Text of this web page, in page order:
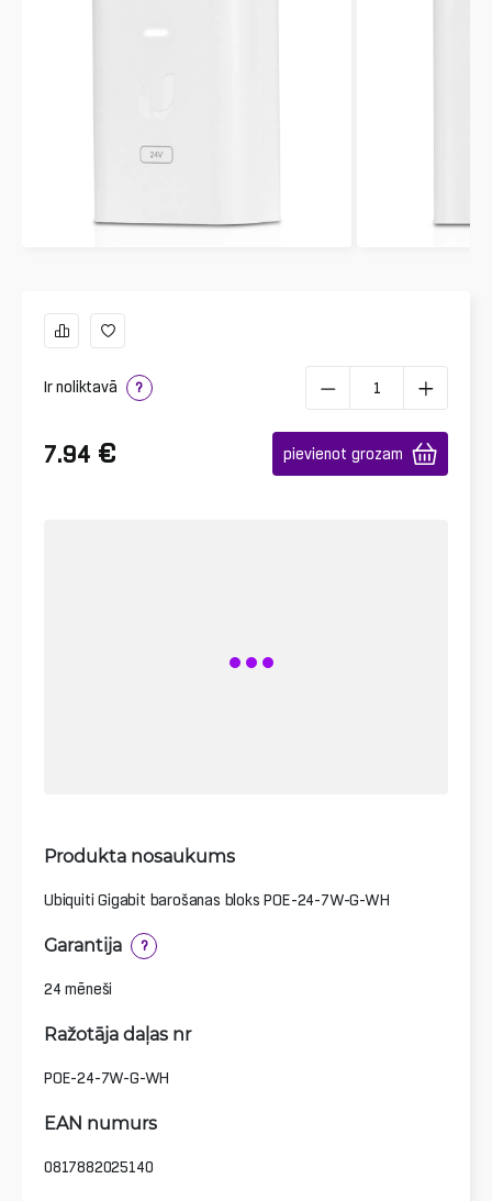
Ir noliktavā ?
7.94 € pievienot grozam
Produkta nosaukums
Ubiquiti Gigabit barošanas bloks POE-24-7W-G-WH
Garantija ?
24 mēneši
Ražotāja daļas nr
POE-24-7W-G-WH
EAN numurs
0817882025140